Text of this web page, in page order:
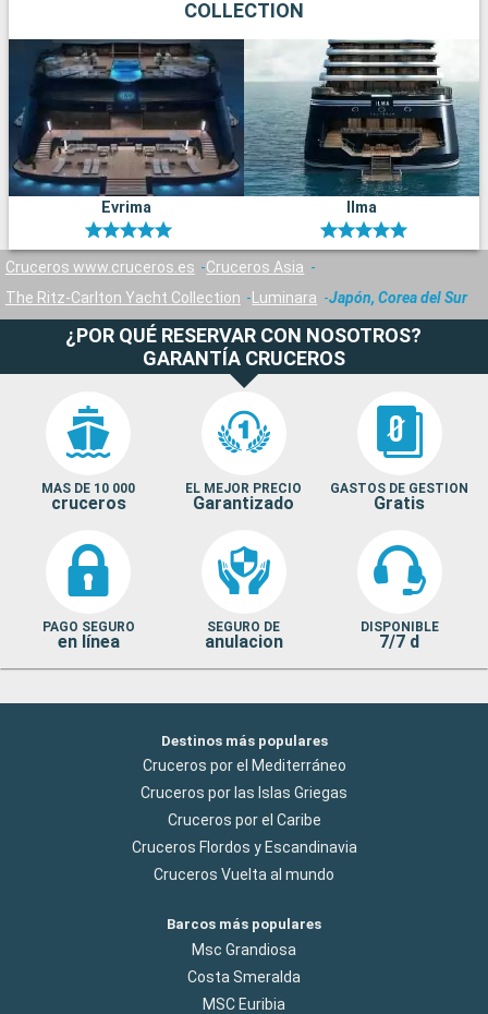
COLLECTION
Evrima Ilma
Cruceros www.cruceros.es
Cruceros Asia
The Ritz-Carlton Yacht Collection
Luminara Japón, Corea del Sur
¿POR QUÉ RESERVAR CON NOSOTROS?
GARANTÍA CRUCEROS
MAS DE 10 000
cruceros
EL MEJOR PRECIO
Garantizado
GASTOS DE GESTION
Gratis
PAGO SEGURO
en línea
SEGURO DE
anulacion
DISPONIBLE
7/7 d
Destinos más populares
Cruceros por el Mediterráneo
Cruceros por las Islas Griegas
Cruceros por el Caribe
Cruceros Flordos y Escandinavia
Cruceros Vuelta al mundo
Barcos más populares
Msc Grandiosa
Costa Smeralda
MSC Euribia